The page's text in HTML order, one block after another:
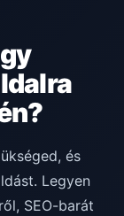
és
Legyen
SEO-barát